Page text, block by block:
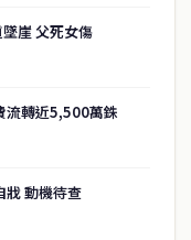
崖 父死女傷
流轉近5,500萬銖
戕 動機待查